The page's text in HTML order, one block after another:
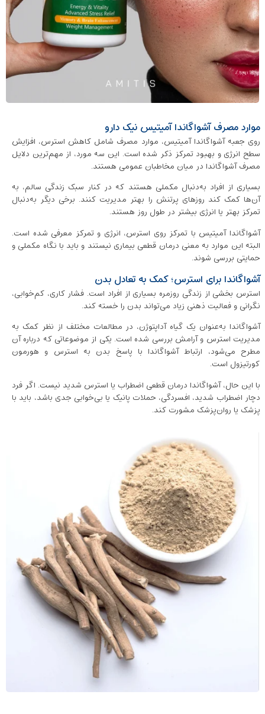
موارد مصرف آشواگاندا آمیتیس نیک دارو
روی جعبه آشواگاندا آمیتیس، موارد مصرف شامل کاهش استرس، افزایش
سطح انرژی و بهبود تمرکز ذکر شده است. این سه مورد، از مهم‌ترین دلایل
مصرف آشواگاندا در میان مخاطبان عمومی هستند.
بسیاری از افراد به‌دنبال مکملی هستند که در کنار سبک زندگی سالم، به
آن‌ها کمک کند روزهای پرتنش را بهتر مدیریت کنند. برخی دیگر به‌دنبال
تمرکز بهتر یا انرژی بیشتر در طول روز هستند.
آشواگاندا آمیتیس با تمرکز روی استرس، انرژی و تمرکز معرفی شده است.
البته این موارد به معنی درمان قطعی بیماری نیستند و باید با نگاه مکملی و
حمایتی بررسی شوند.
آشواگاندا برای استرس؛ کمک به تعادل بدن
استرس بخشی از زندگی روزمره بسیاری از افراد است. فشار کاری، کم‌خوابی،
نگرانی و فعالیت ذهنی زیاد می‌تواند بدن را خسته کند.
آشواگاندا به‌عنوان یک گیاه آداپتوژن، در مطالعات مختلف از نظر کمک به
مدیریت استرس و آرامش بررسی شده است. یکی از موضوعاتی که درباره آن
مطرح می‌شود، ارتباط آشواگاندا با پاسخ بدن به استرس و هورمون
کورتیزول است.
با این حال، آشواگاندا درمان قطعی اضطراب یا استرس شدید نیست. اگر فرد
دچار اضطراب شدید، افسردگی، حملات پانیک یا بی‌خوابی جدی باشد، باید با
پزشک یا روان‌پزشک مشورت کند.